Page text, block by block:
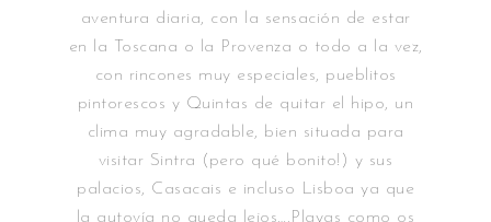
aventura diaria, con la sensación de estar
en la Toscana o la Provenza o todo a la vez,
con rincones muy especiales, pueblitos
pintorescos y Quintas de quitar el hipo, un
clima muy agradable, bien situada para
visitar Sintra (pero qué bonito!) y sus
palacios, Casacais e incluso Lisboa ya que
la autovía no queda lejos….Playas como os